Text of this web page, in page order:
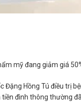
mỹ đang giảm giá
Đặng Hồng Tú điều trị
đình thông thường